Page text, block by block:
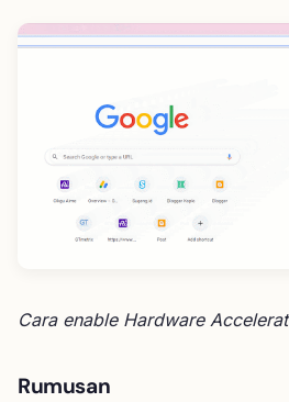
Cara enable Hardware
Rumusan